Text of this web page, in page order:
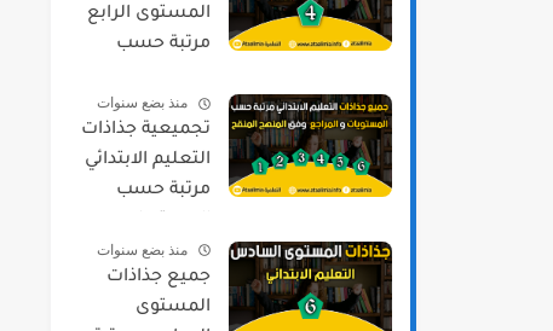
المستوى الرابع
مرتبة حسب
2021/2022
منذ بضع سنوات
تجميعية جذاذات
التعليم الابتدائي
مرتبة حسب
المراجع وفق
المنهج المنقح
منذ بضع سنوات
جميع جذاذات
المستوى